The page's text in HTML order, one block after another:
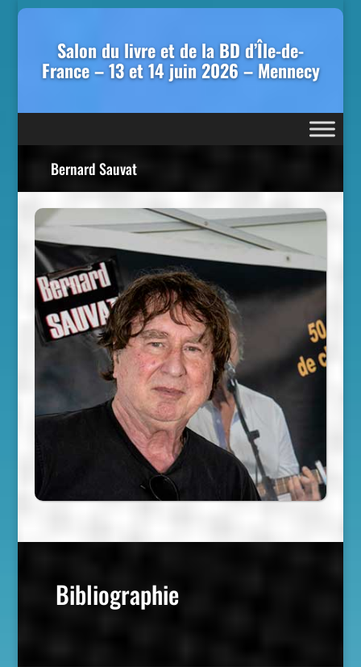
Salon du livre et de la BD d’Île-de-
France – 13 et 14 juin 2026 – Mennecy
Bernard Sauvat
Bibliographie